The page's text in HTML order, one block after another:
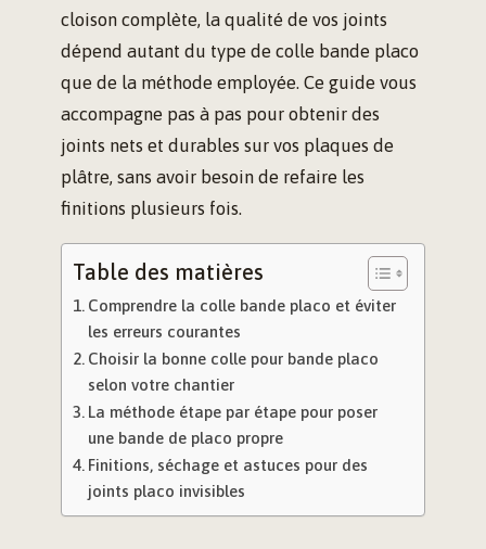
cloison complète, la qualité de vos joints
dépend autant du type de colle bande placo
que de la méthode employée. Ce guide vous
accompagne pas à pas pour obtenir des
joints nets et durables sur vos plaques de
plâtre, sans avoir besoin de refaire les
finitions plusieurs fois.
Table des matières
Comprendre la colle bande placo et éviter
les erreurs courantes
Choisir la bonne colle pour bande placo
selon votre chantier
La méthode étape par étape pour poser
une bande de placo propre
Finitions, séchage et astuces pour des
joints placo invisibles